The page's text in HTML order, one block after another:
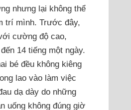
nhưng lại không thể
trí mình. Trước đây,
cường độ cao,
14 tiếng một ngày.
bé đều không kiêng
lao vào làm việc
dạ dày do những
uống không đúng giờ